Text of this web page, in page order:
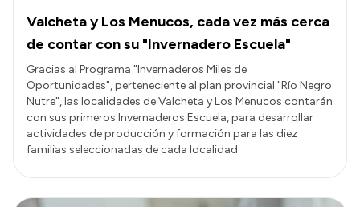
Valcheta y Los Menucos, cada vez más cerca
de contar con su "Invernadero Escuela"
Gracias al Programa "Invernaderos Miles de
Oportunidades", perteneciente al plan provincial "Río Negro
Nutre", las localidades de Valcheta y Los Menucos contarán
con sus primeros Invernaderos Escuela, para desarrollar
actividades de producción y formación para las diez
familias seleccionadas de cada localidad.